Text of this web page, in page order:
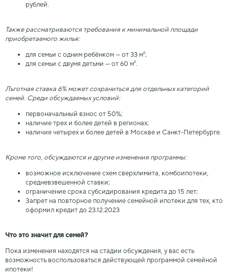
рублей.
Также рассматриваются требования к минимальной площади
приобретаемого жилья:
для семьи с одним ребёнком — от 33 м²;
для семьи с двумя детьми — от 60 м².
Льготная ставка 6% может сохраниться для отдельных категорий
семей. Среди обсуждаемых условий:
первоначальный взнос от 50%;
наличие трех и более детей в регионах;
наличие четырех и более детей в Москве и Санкт-Петербурге.
Кроме того, обсуждаются и другие изменения программы:
возможное исключение схем сверхлимита, комбоипотеки,
средневзвешенной ставки;
ограничение срока субсидирования кредита до 15 лет;
Запрет на повторное получение семейной ипотеки для тех, кто
оформил кредит до 23.12.2023
Что это значит для семей?
Пока изменения находятся на стадии обсуждения, у вас есть
возможность воспользоваться действующей программой семейной
ипотеки!